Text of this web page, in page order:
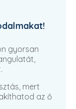
gyorsan
mert
az ő